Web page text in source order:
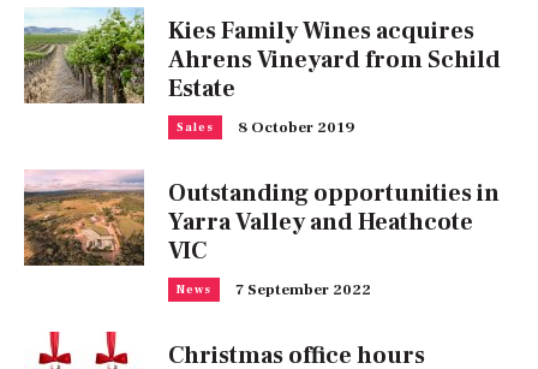
Kies Family Wines acquires
Ahrens Vineyard from Schild
Estate
Sales 8 October 2019
Outstanding opportunities in
Yarra Valley and Heathcote
VIC
News 7 September 2022
Christmas office hours